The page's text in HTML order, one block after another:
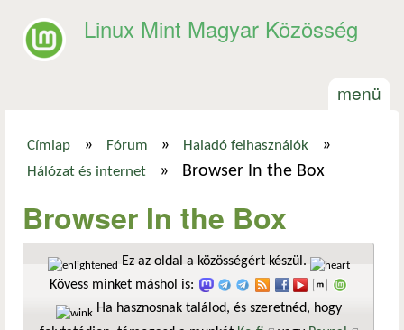
Linux Mint Magyar Közösség
menü
Jelenlegi hely
Címlap » Fórum » Haladó felhasználók »
Hálózat és internet » Browser In the Box
Browser In the Box
Ez az oldal a közösségért készül.
Kövess minket máshol is:
Ha hasznosnak találod, és szeretnéd, hogy